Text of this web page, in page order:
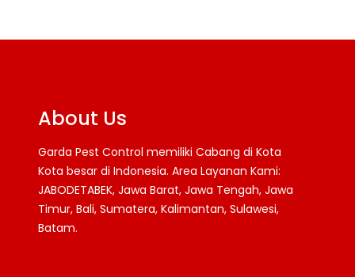
About Us
Garda Pest Control memiliki Cabang di Kota
Kota besar di Indonesia. Area Layanan Kami:
JABODETABEK, Jawa Barat, Jawa Tengah, Jawa
Timur, Bali, Sumatera, Kalimantan, Sulawesi,
Batam.